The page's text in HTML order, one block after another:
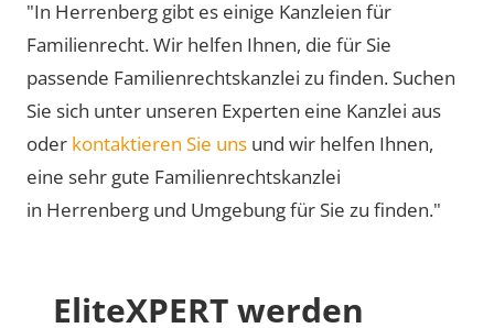
"In Herrenberg gibt es einige Kanzleien für
Familienrecht. Wir helfen Ihnen, die für Sie
passende Familienrechtskanzlei zu finden. Suchen
Sie sich unter unseren Experten eine Kanzlei aus
oder kontaktieren Sie uns und wir helfen Ihnen,
eine sehr gute Familienrechtskanzlei
in Herrenberg und Umgebung für Sie zu finden."
EliteXPERT werden